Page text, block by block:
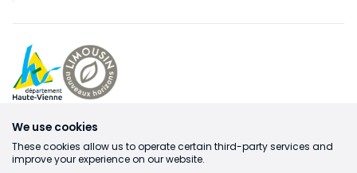
We use cookies
These cookies allow us to operate certain third-party services and
improve your experience on our website.